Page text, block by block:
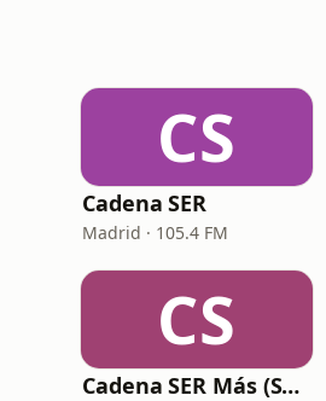
CS
Cadena SER
Madrid · 105.4 FM
CS
Cadena SER Más (SER+ Sevilla)